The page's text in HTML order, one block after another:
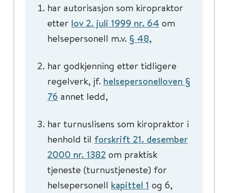
har autorisasjon som kiropraktor
etter lov 2. juli 1999 nr. 64 om
helsepersonell m.v. § 48,
har godkjenning etter tidligere
regelverk, jf. helsepersonelloven §
76 annet ledd,
har turnuslisens som kiropraktor i
henhold til forskrift 21. desember
2000 nr. 1382 om praktisk
tjeneste (turnustjeneste) for
helsepersonell kapittel 1 og 6,